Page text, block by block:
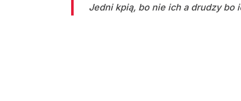
Jedni kpią, bo nie ich a drudzy bo